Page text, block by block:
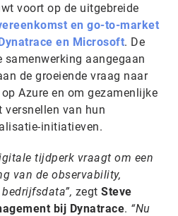
voort op de uitgebreide
en go-to-market
en Microsoft. De
samenwerking aangegaan
de groeiende vraag naar
Azure en om gezamenlijke
versnellen van hun
initiatieven.
tijdperk vraagt om een
van de observability,
zegt Steve
bij Dynatrace. “Nu